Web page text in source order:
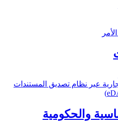
عبر نظام تصديق المستندات
والحكومية